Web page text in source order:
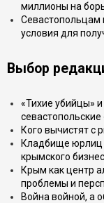
миллионы на
Севастопольцам
условия для
Выбор
«Тихие убийцы» и
Кого вычистят с
Кладбище юрлиц
крымского
Крым как центр
проблемы и
Война войной, а